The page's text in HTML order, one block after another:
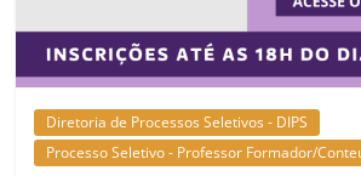
Diretoria de Processos Seletivos - DIPS
Processo Seletivo - Professor Formador/